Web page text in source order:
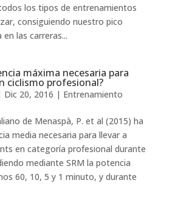
los tipos de entrenamientos
consiguiendo nuestro pico
las carreras...
máxima necesaria para
ciclismo profesional?
Dic 20, 2016 | Entrenamiento
de Menaspà, P. et al (2015) ha
media necesaria para llevar a
en categoría profesional durante
mediante SRM la potencia
60, 10, 5 y 1 minuto, y durante